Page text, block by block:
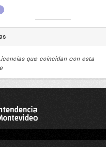
que coincidan con esta